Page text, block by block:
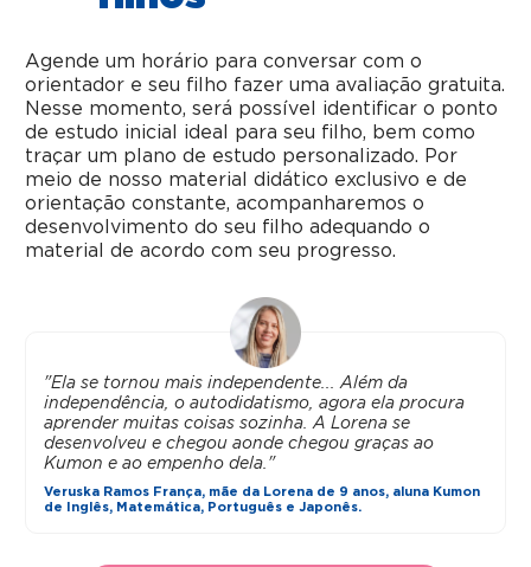
Agende um horário para conversar com o
orientador e seu filho fazer uma avaliação gratuita.
Nesse momento, será possível identificar o ponto
de estudo inicial ideal para seu filho, bem como
traçar um plano de estudo personalizado. Por
meio de nosso material didático exclusivo e de
orientação constante, acompanharemos o
desenvolvimento do seu filho adequando o
material de acordo com seu progresso.
"Ela se tornou mais independente... Além da
independência, o autodidatismo, agora ela procura
aprender muitas coisas sozinha. A Lorena se
desenvolveu e chegou aonde chegou graças ao
Kumon e ao empenho dela."
Veruska Ramos França, mãe da Lorena de 9 anos, aluna Kumon
de Inglês, Matemática, Português e Japonês.